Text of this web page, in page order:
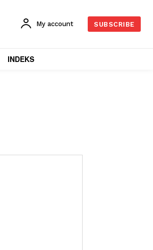
My account SUBSCRIBE
INDEKS